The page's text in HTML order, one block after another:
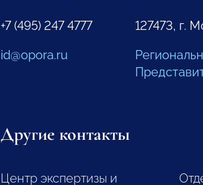
+7 (495) 247 4777
id@opora.ru
127473, г.
Другие контакты
Центр экспертизы и